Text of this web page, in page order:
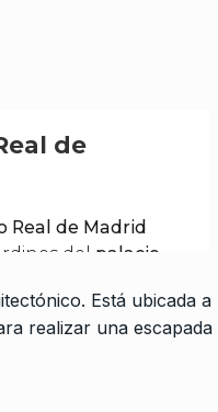
Está ubicada a
realizar una escapada